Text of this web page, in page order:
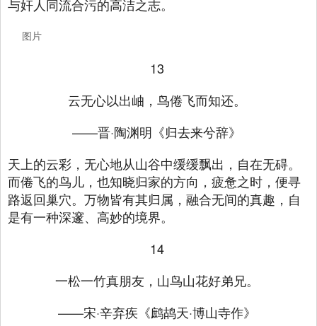
与奸人同流合污的高洁之志。
图片
13
云无心以出岫，鸟倦飞而知还。
——晋·陶渊明《归去来兮辞》
天上的云彩，无心地从山谷中缓缓飘出，自在无碍。
而倦飞的鸟儿，也知晓归家的方向，疲惫之时，便寻
路返回巢穴。万物皆有其归属，融合无间的真趣，自
是有一种深邃、高妙的境界。
14
一松一竹真朋友，山鸟山花好弟兄。
——宋·辛弃疾《鹧鸪天·博山寺作》